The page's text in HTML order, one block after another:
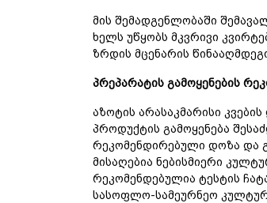
მის შემადგენლობაში
ხელს უწყობს მკვრივი
ზრდის მცენარის
პრეპარატის გამოყენების
აზოტის არასაკმარისი
პროდუქტის გამოყენება
რეკომენდირებული დოზა და
მისაღებია ნებისმიერი
რეკომენდებულია ტესტის
სასოფლო-სამეურნეო